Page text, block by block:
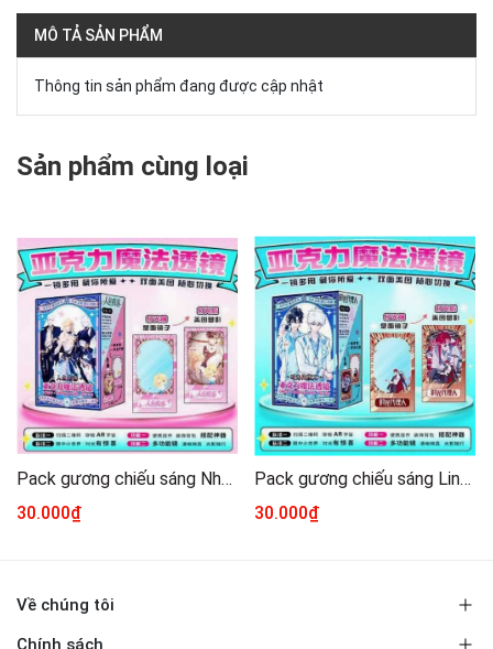
MÔ TẢ SẢN PHẨM
Thông tin sản phẩm đang được cập nhật
Sản phẩm cùng loại
Pack gương chiếu sáng Nhân ngư rơi xuống
30.000₫
Pack gương chiếu sáng Link click
30.000₫
Về chúng tôi
Chính sách